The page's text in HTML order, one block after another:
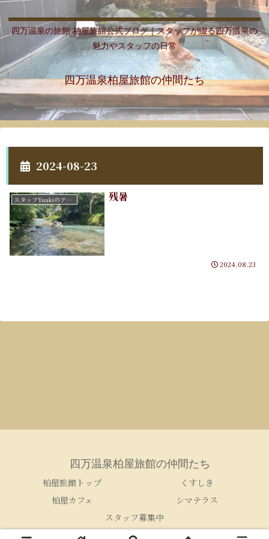
四万温泉の旅館 柏屋旅館公式ブログ｜スタッフが綴る四万温泉の
魅力やスタッフの日常
四万温泉柏屋旅館の仲間たち
2024-08-23
スタッフYuukiのアートたち 残暑
2024.08.23
四万温泉柏屋旅館の仲間たち
柏屋旅館トップ
くすしき
柏屋カフェ
シマテラス
スタッフ募集中